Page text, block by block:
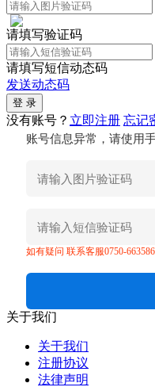
请填写验证码
请填写短信动态码
发送动态码
没有账号？ 立即注册 忘记
账号信息异常，请使用
如有疑问 联系客服0750-
关于我们
关于我们
注册协议
法律声明